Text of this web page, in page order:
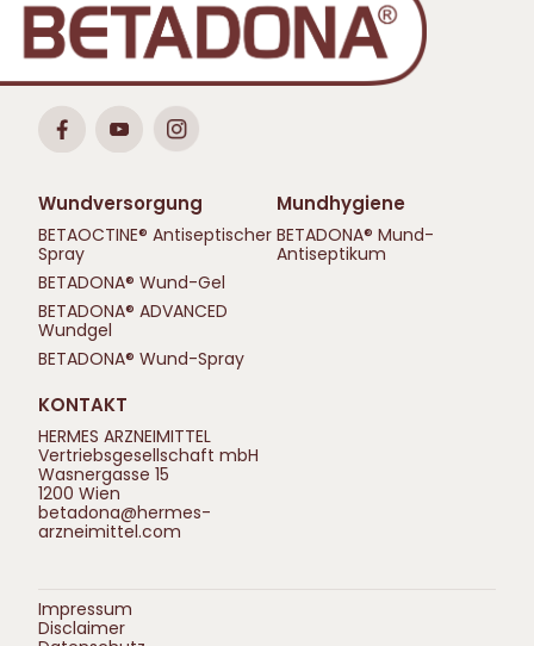
Wundversorgung
BETAOCTINE® Antiseptischer
Spray
BETADONA® Wund-Gel
BETADONA® ADVANCED
Wundgel
BETADONA® Wund-Spray
Mundhygiene
BETADONA® Mund-
Antiseptikum
KONTAKT
HERMES ARZNEIMITTEL
Vertriebsgesellschaft mbH
Wasnergasse 15
1200 Wien
betadona@hermes-
arzneimittel.com
Impressum
Disclaimer